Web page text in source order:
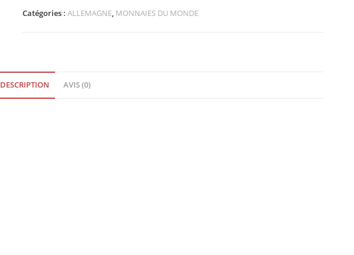
Kreutzer
1831Argent
333°/
Catégories :ALLEMAGNE, MONNAIES DU MONDE
DESCRIPTION AVIS (0)